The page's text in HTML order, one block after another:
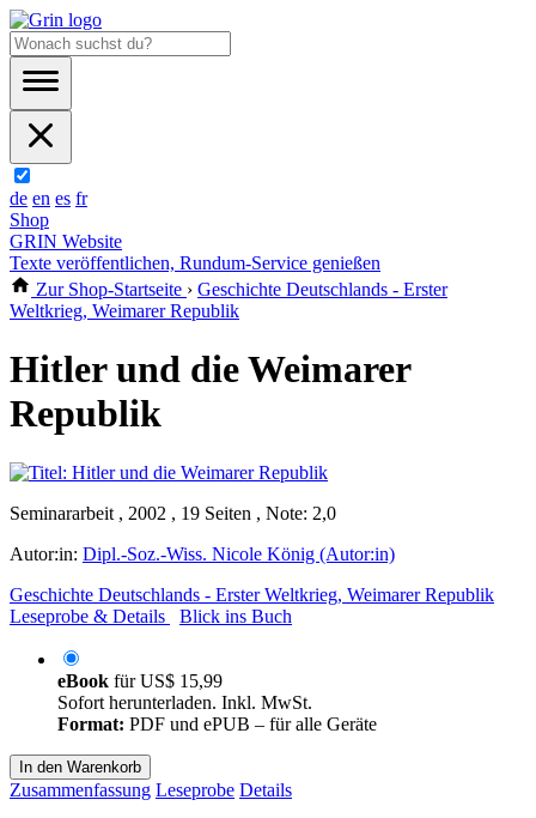
de en es fr
Shop
GRIN Website
Texte veröffentlichen, Rundum-Service genießen
Zur Shop-Startseite › Geschichte Deutschlands - Erster
Weltkrieg, Weimarer Republik
Hitler und die Weimarer
Republik
Seminararbeit , 2002 , 19 Seiten , Note: 2,0
Autor:in: Dipl.-Soz.-Wiss. Nicole König (Autor:in)
Geschichte Deutschlands - Erster Weltkrieg, Weimarer Republik
Leseprobe & Details
Blick ins Buch
eBook fürUS$ 15,99
Sofort herunterladen. Inkl. MwSt.
Format: PDF und ePUB – für alle Geräte
In den Warenkorb
Zusammenfassung Leseprobe Details